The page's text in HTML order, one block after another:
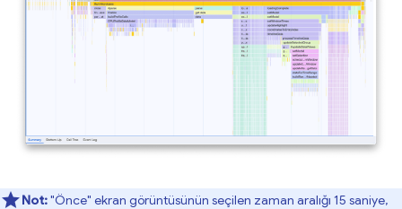
Not:"Önce" ekran görüntüsünün seçilen zaman aralığı 15 saniye,